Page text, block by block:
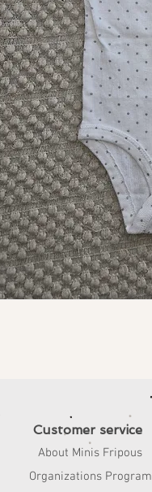
Customer service
About Minis Fripous
Organizations Program